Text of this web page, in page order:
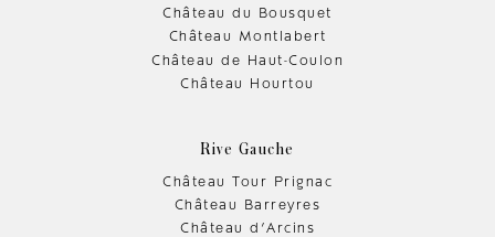
Château du Bousquet
Château Montlabert
Château de Haut-Coulon
Château Hourtou
Rive Gauche
Château Tour Prignac
Château Barreyres
Château d’Arcins